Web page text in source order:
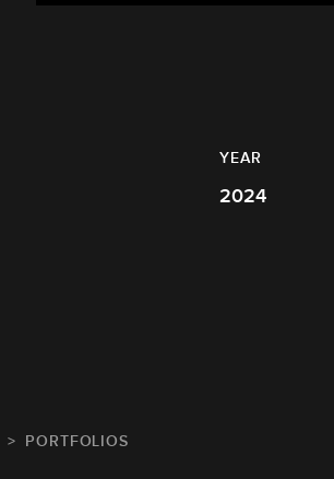
YEAR
2024
PORTFOLIOS